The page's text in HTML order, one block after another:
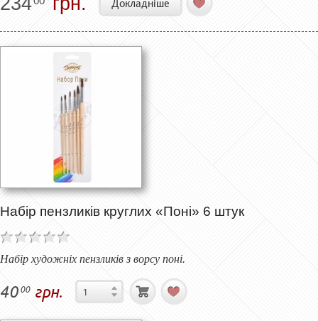
Докладніше
Набір пензликів круглих «Поні» 6 штук
Набір художніх пензликів з ворсу поні.
4000 грн.